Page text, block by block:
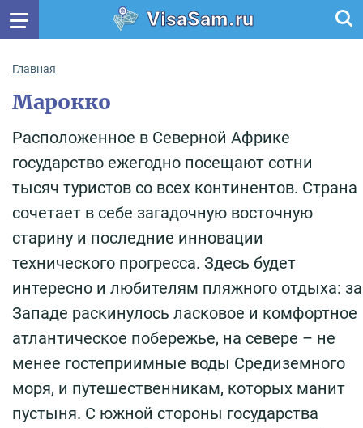
VisaSam.ru
Главная
Марокко
Расположенное в Северной Африке
государство ежегодно посещают сотни
тысяч туристов со всех континентов. Страна
сочетает в себе загадочную восточную
старину и последние инновации
технического прогресса. Здесь будет
интересно и любителям пляжного отдыха: за
Западе раскинулось ласковое и комфортное
атлантическое побережье, на севере – не
менее гостеприимные воды Средиземного
моря, и путешественникам, которых манит
пустыня. С южной стороны государства